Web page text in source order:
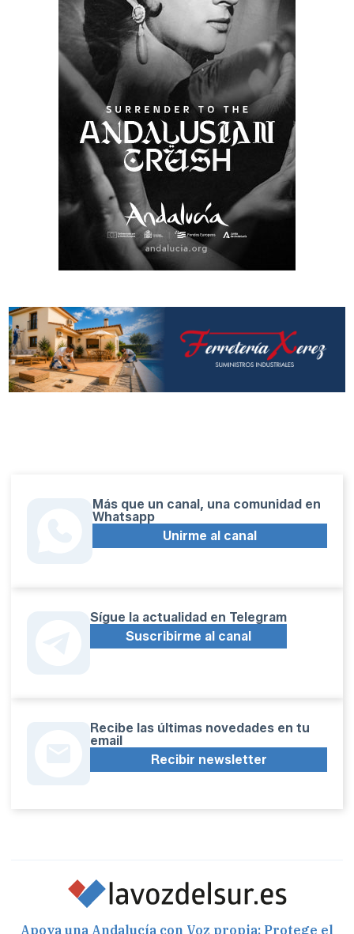
Más que un canal, una comunidad en
Whatsapp
Unirme al canal
Sígue la actualidad en Telegram
Suscribirme al canal
Recibe las últimas novedades en tu
email
Recibir newsletter
Apoya una Andalucía con Voz propia; Protege el